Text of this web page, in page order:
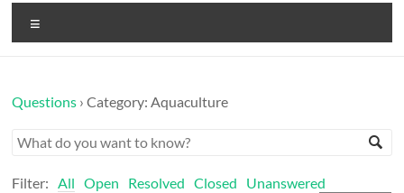
Questions ›Category: Aquaculture
Filter: All Open Resolved Closed Unanswered